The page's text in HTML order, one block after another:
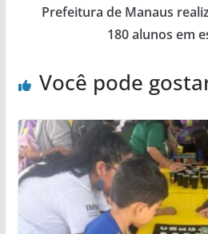
Prefeitura de Manaus
180 alunos em
Você pode